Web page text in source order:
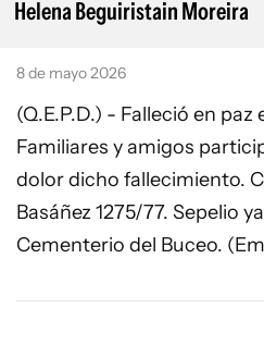
Helena Beguiristain Moreira
8 de mayo 2026
(Q.E.P.D.) - Falleció en paz
Familiares y amigos
dolor dicho fallecimiento.
Basáñez 1275/77. Sepelio
Cementerio del Buceo.